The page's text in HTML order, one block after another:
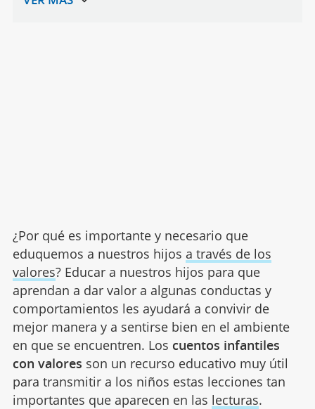
¿Por qué es importante y necesario que
eduquemos a nuestros hijos a través de los
valores? Educar a nuestros hijos para que
aprendan a dar valor a algunas conductas y
comportamientos les ayudará a convivir de
mejor manera y a sentirse bien en el ambiente
en que se encuentren. Los cuentos infantiles
con valores son un recurso educativo muy útil
para transmitir a los niños estas lecciones tan
importantes que aparecen en las lecturas.